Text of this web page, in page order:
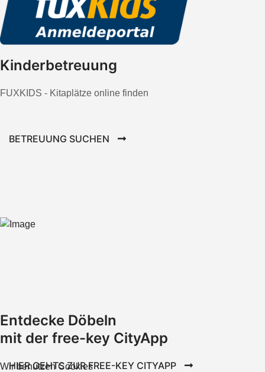
Kinderbetreuung
FUXKIDS - Kitaplätze online finden
BETREUUNG SUCHEN
Entdecke Döbeln
mit der free-key CityApp
HIER GEHTS ZUR FREE-KEY CITYAPP
Wir benutzen Cookies